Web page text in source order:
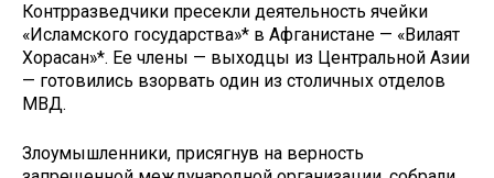
Контрразведчики пресекли деятельность ячейки
«Исламского государства»* в Афганистане — «Вилаят
Хорасан»*. Ее члены — выходцы из Центральной Азии
— готовились взорвать один из столичных отделов
МВД.
Злоумышленники, присягнув на верность